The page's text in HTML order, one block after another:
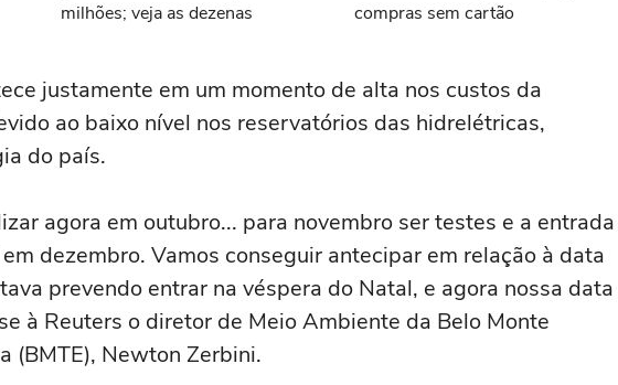
milhões; veja as dezenas
compras sem cartão
justamente em um momento de alta nos custos da
ao baixo nível nos reservatórios das hidrelétricas,
do país.
agora em outubro... para novembro ser testes e a entrada
dezembro. Vamos conseguir antecipar em relação à data
prevendo entrar na véspera do Natal, e agora nossa data
à Reuters o diretor de Meio Ambiente da Belo Monte
(BMTE), Newton Zerbini.